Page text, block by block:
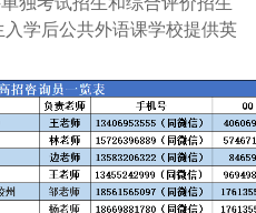
学后公共外语课学校提供英